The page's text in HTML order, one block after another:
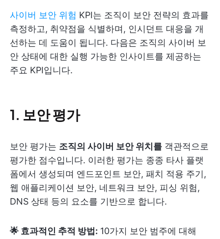
사이버 보안 위험 KPI는 조직이 보안 전략의 효과를
측정하고, 취약점을 식별하며, 인시던트 대응을 개
선하는 데 도움이 됩니다. 다음은 조직의 사이버 보
안 상태에 대한 실행 가능한 인사이트를 제공하는
주요 KPI입니다.
1. 보안 평가
보안 평가는 조직의 사이버 보안 위치를 객관적으로
평가한 점수입니다. 이러한 평가는 종종 타사 플랫
폼에서 생성되며 엔드포인트 보안, 패치 적용 주기,
웹 애플리케이션 보안, 네트워크 보안, 피싱 위험,
DNS 상태 등의 요소를 기반으로 합니다.
🌟 효과적인 추적 방법: 10가지 보안 범주에 대해